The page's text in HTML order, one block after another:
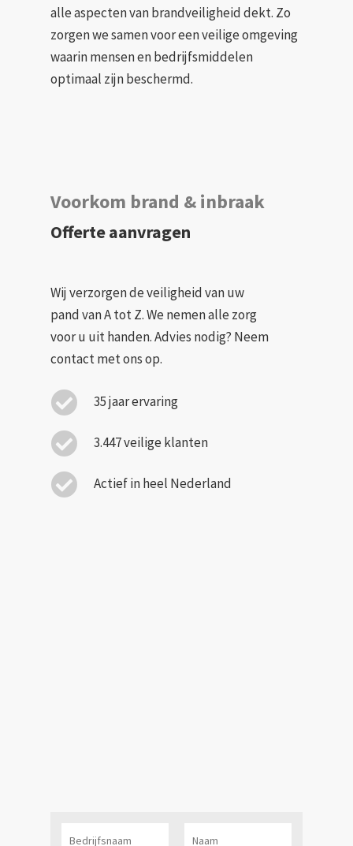
alle aspecten van brandveiligheid dekt. Zo
zorgen we samen voor een veilige omgeving
waarin mensen en bedrijfsmiddelen
optimaal zijn beschermd.
Voorkom brand & inbraak
Offerte aanvragen
Wij verzorgen de veiligheid van uw
pand van A tot Z. We nemen alle zorg
voor u uit handen. Advies nodig? Neem
contact met ons op.
35 jaar ervaring
3.447 veilige klanten
Actief in heel Nederland